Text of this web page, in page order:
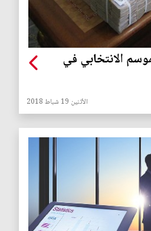
2018 والموسم الانتخابي في
الأثنين 19 شباط 2018